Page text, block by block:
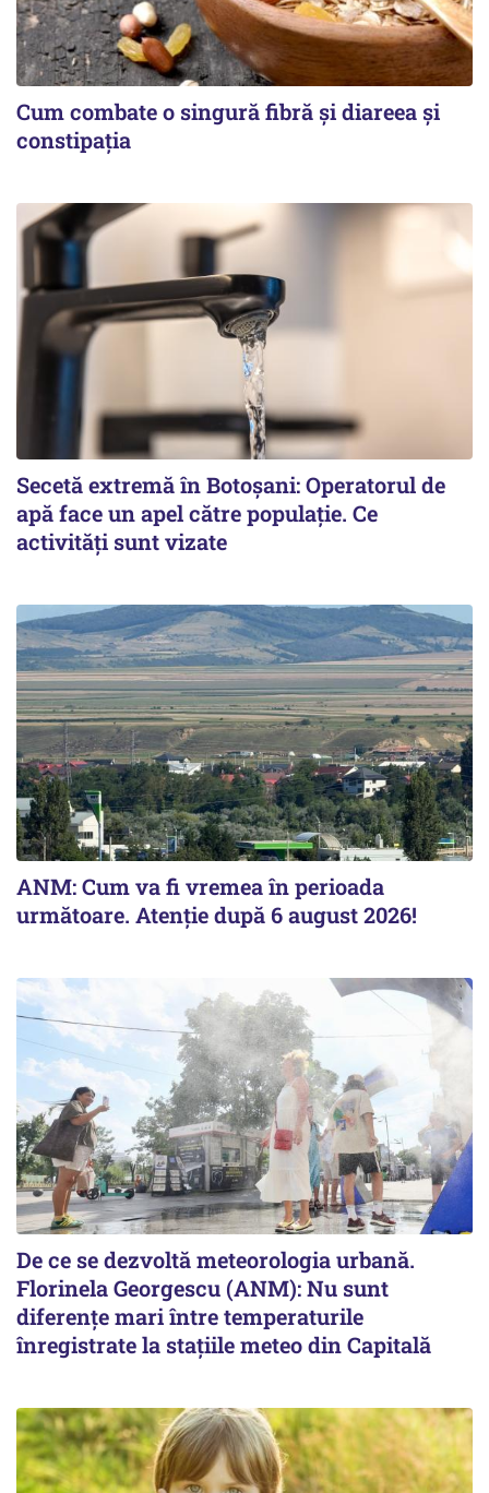
Cum combate o singură fibră și diareea și
constipația
Secetă extremă în Botoșani: Operatorul de
apă face un apel către populație. Ce
activități sunt vizate
ANM: Cum va fi vremea în perioada
următoare. Atenție după 6 august 2026!
De ce se dezvoltă meteorologia urbană.
Florinela Georgescu (ANM): Nu sunt
diferențe mari între temperaturile
înregistrate la stațiile meteo din Capitală